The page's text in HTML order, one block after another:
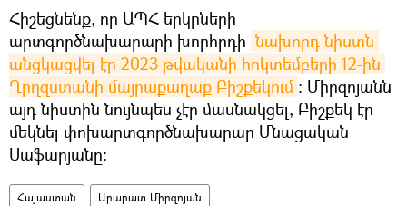
Հիշեցնենք, որ ԱՊՀ երկրների
արտգործնախարարի խորհրդի նախորդ նիստն
անցկացվել էր 2023 թվականի հոկտեմբերի 12-ին
Ղրղզստանի մայրաքաղաք Բիշքեկում ։ Միրզոյանն
այդ նիստին նույնպես չէր մասնակցել, Բիշքեկ էր
մեկնել փոխարտգործնախարար Մնացական
Սաֆարյանը։
Հայաստան Արարատ Միրզոյան